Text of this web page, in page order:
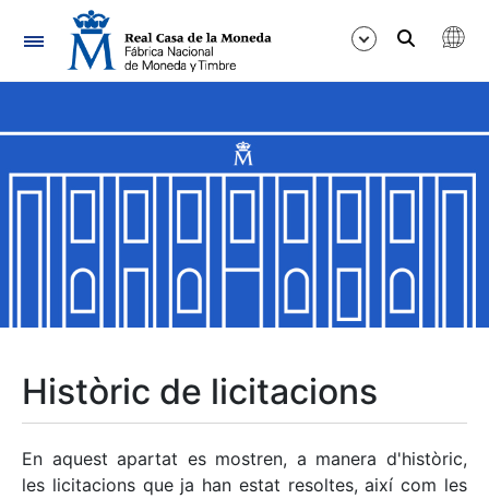
Navegació
Mostra/Amaga
Mostra/Amaga
Mostra/Amaga
Històric de licitacions
En aquest apartat es mostren, a manera d'històric,
les licitacions que ja han estat resoltes, així com les